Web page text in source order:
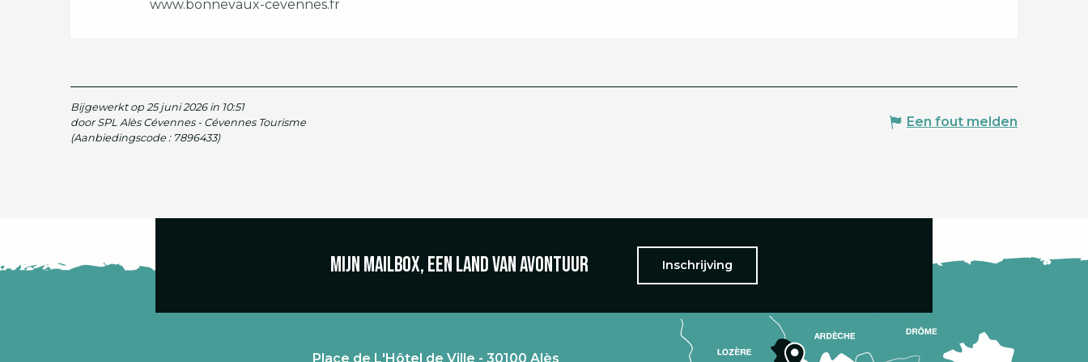
www.bonnevaux-cevennes.fr
Bijgewerkt op 25 juni 2026 in 10:51
door SPL Alès Cévennes - Cévennes Tourisme
(Aanbiedingscode : 7896433)
Een fout melden
Mijn mailbox, een land van avontuur Inschrijving
Place de L'Hôtel de Ville - 30100 Alès